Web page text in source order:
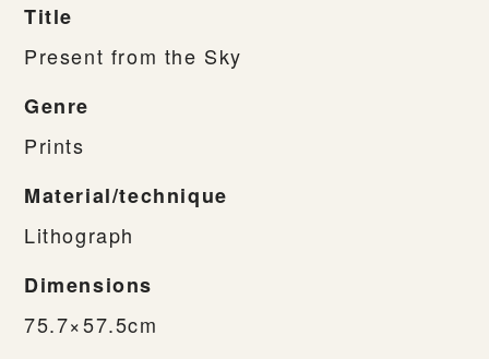
Title
Present from the Sky
Genre
Prints
Material/technique
Lithograph
Dimensions
75.7×57.5cm